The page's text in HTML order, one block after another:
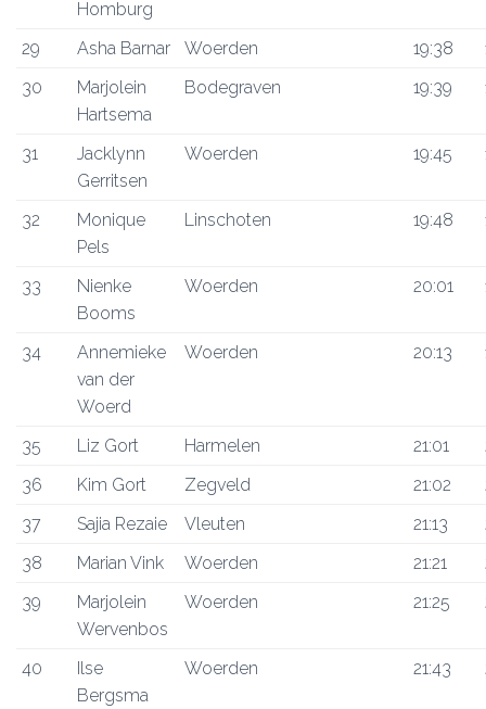
Homburg
29 Asha Barnar Woerden 19:38
30
Marjolein
Hartsema
Bodegraven 19:39
31
Jacklynn
Gerritsen
Woerden 19:45
32
Monique
Pels
Linschoten 19:48
33
Nienke
Booms
Woerden 20:01
34
Annemieke
van der
Woerd
Woerden 20:13
35 Liz Gort Harmelen 21:01
36
Kim Gort Zegveld 21:02
37
Sajia Rezaie Vleuten 21:13
38
Marian Vink Woerden 21:21
39
Marjolein
Wervenbos
Woerden 21:25
40
Ilse
Bergsma
Woerden 21:43